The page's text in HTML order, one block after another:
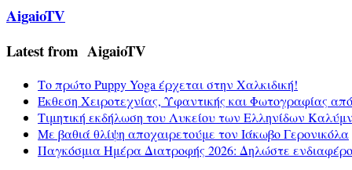
AigaioTV
Latest from AigaioTV
Το πρώτο Puppy Yoga έρχεται στην Χαλκιδική!
Έκθεση Χειροτεχνίας, Υφαντικής και Φωτογραφίας
Τιμητική εκδήλωση του Λυκείου των Ελληνίδων
Με βαθιά θλίψη αποχαιρετούμε τον Ιάκωβο Γερονικόλα
Παγκόσμια Ημέρα Διατροφής 2026: Δηλώστε